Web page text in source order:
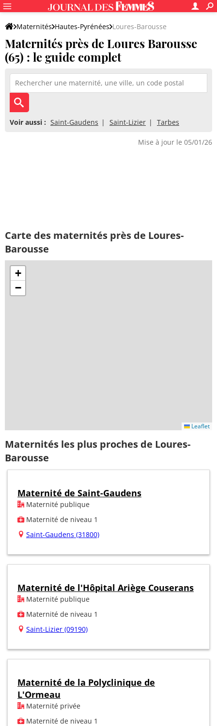
Maternités Hautes-Pyrénées Loures-Barousse
Maternités près de Loures Barousse
(65) : le guide complet
Voir aussi : Saint-Gaudens Saint-Lizier Tarbes
Mise à jour le 05/01/26
Carte des maternités près de Loures-
Barousse
+
−
Leaflet
Maternités les plus proches de Loures-
Barousse
Maternité de Saint-Gaudens
Maternité publique
Maternité de niveau 1
Saint-Gaudens (31800)
Maternité de l'Hôpital Ariège Couserans
Maternité publique
Maternité de niveau 1
Saint-Lizier (09190)
Maternité de la Polyclinique de
L'Ormeau
Maternité privée
Maternité de niveau 1